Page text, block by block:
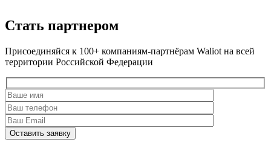
Стать партнером
Присоединяйся к 100+ компаниям-партнёрам Waliot на всей
территории Российской Федерации